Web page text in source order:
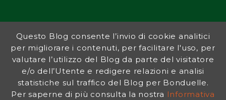
Inorto.org è dal 2011 il punto di riferimento per gli ortisti italiani, e
fornisce preziosi consigli sia ai più esperti che a nuovi interessati.
L’obiettivo di Bonduelle è ispirare la transizione verso una dieta a
base vegetale per contribuire al benessere delle persone e del
pianeta. In questo contesto si inserisce InOrto, simbolo dell’amore
per la terra e del rispetto dell’ambiente.
Questo Blog consente l’invio di cookie analitici
per migliorare i contenuti, per facilitare l'uso, per
valutare l’utilizzo del Blog da parte del visitatore
e/o dell’Utente e redigere relazioni e analisi
statistiche sul traffico del Blog per Bonduelle.
Per saperne di più consulta la nostra Informativa